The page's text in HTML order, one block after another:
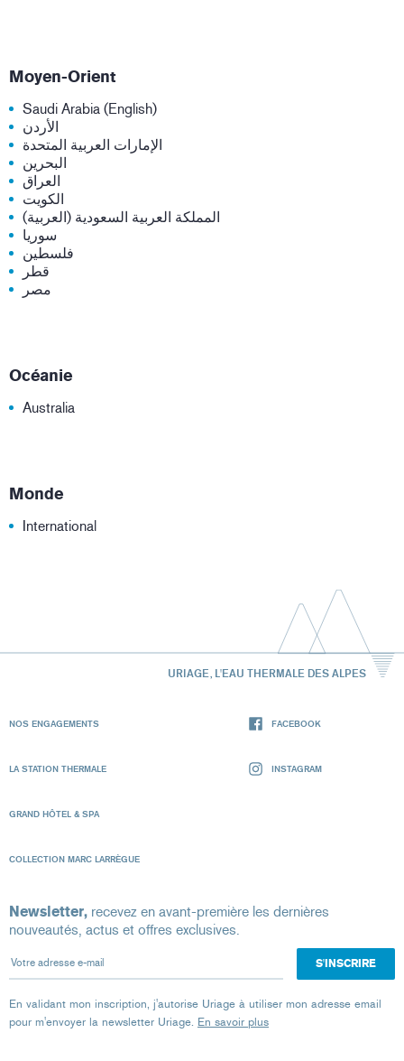
Moyen-Orient
Saudi Arabia (English)
الأردن
الإمارات العربية المتحدة
البحرين
العراق
الكويت
المملكة العربية السعودية (العربية)
سوريا
فلسطين
قطر
مصر
Océanie
Australia
Monde
International
URIAGE, L'EAU THERMALE DES ALPES
NOS ENGAGEMENTS
LA STATION THERMALE
GRAND HÔTEL & SPA
COLLECTION MARC LARRÈGUE
FACEBOOK
INSTAGRAM
Newsletter, recevez en avant-première les dernières
nouveautés, actus et offres exclusives.
Votre adresse e-mail
En validant mon inscription, j'autorise Uriage à utiliser mon adresse email
pour m'envoyer la newsletter Uriage. En savoir plus